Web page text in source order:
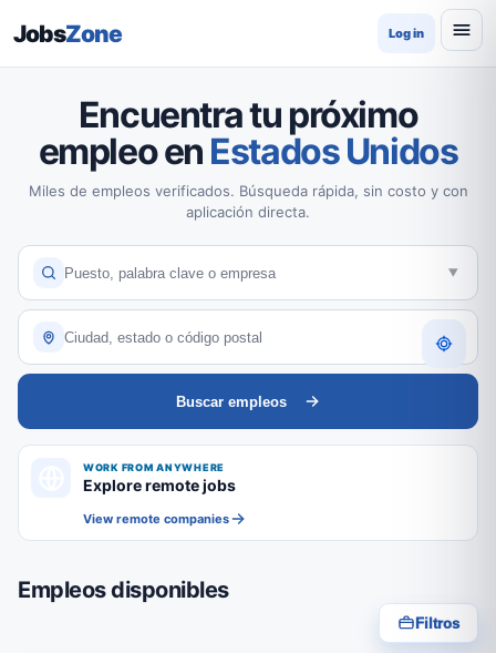
JobsZone Log in
Encuentra tu próximo
empleo en Estados Unidos
Miles de empleos verificados. Búsqueda rápida, sin costo y con
aplicación directa.
Buscar empleos
WORK FROM ANYWHERE
Explore remote jobs
View remote companies
Empleos disponibles
Filtros